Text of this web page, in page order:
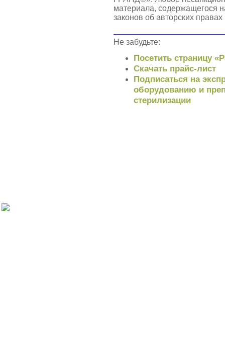
материала, содержащегося
законов об авторских
Не забудьте:
Посетить страницу
Скачать прайс-лист
Подписаться на
оборудованию и
стерилизации